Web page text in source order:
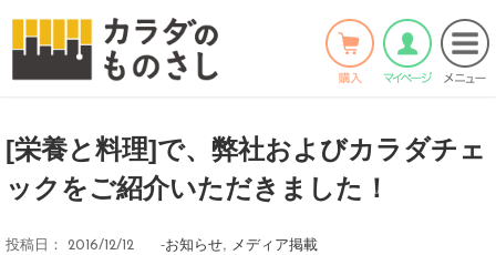
ホーム > お知らせ>
Twitter LINE
[栄養と料理]で、弊社およびカラダチェ
ックをご紹介いただきました！
投稿日： 2016/12/12 -お知らせ, メディア掲載